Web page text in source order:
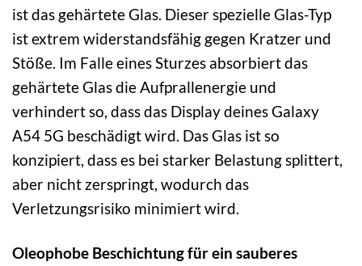
ist das gehärtete Glas. Dieser spezielle Glas-Typ
ist extrem widerstandsfähig gegen Kratzer und
Stöße. Im Falle eines Sturzes absorbiert das
gehärtete Glas die Aufprallenergie und
verhindert so, dass das Display deines Galaxy
A54 5G beschädigt wird. Das Glas ist so
konzipiert, dass es bei starker Belastung splittert,
aber nicht zerspringt, wodurch das
Verletzungsrisiko minimiert wird.
Oleophobe Beschichtung für ein sauberes